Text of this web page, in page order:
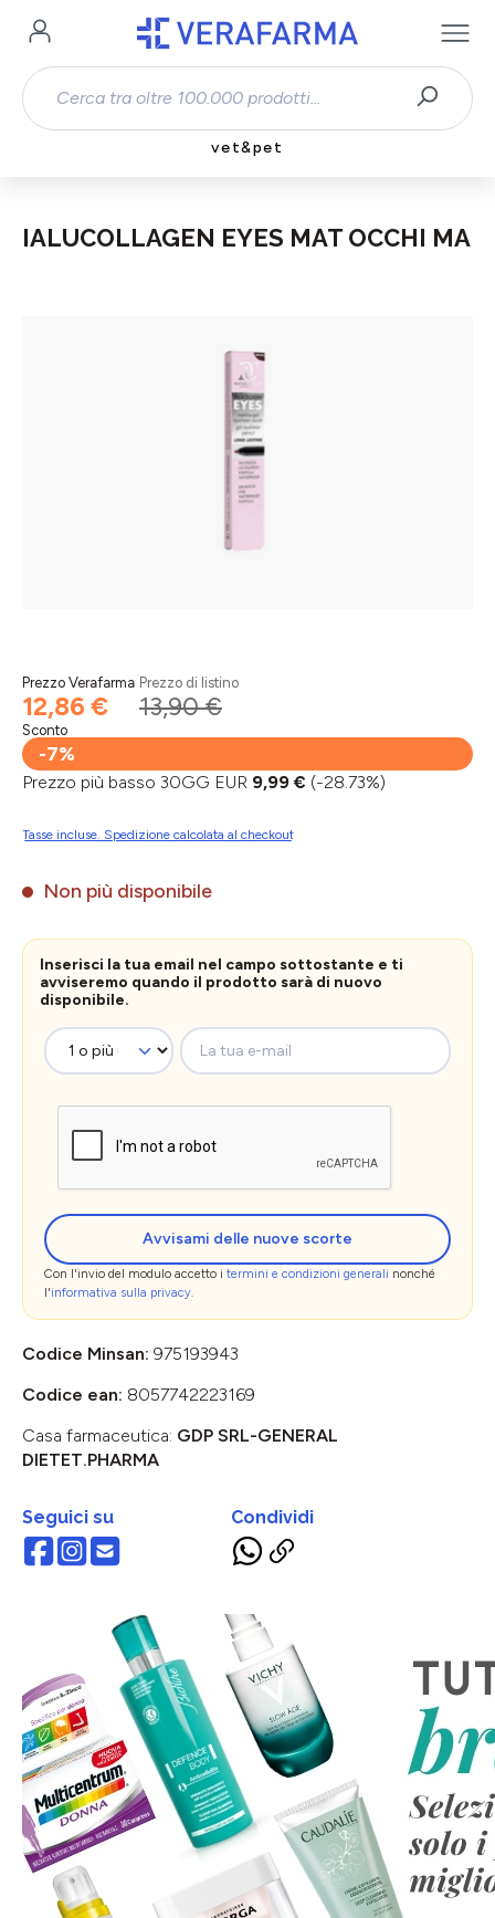
Passa al contenuto principale
vet&pet
IALUCOLLAGEN EYES MAT OCCHI MA
Prezzo Verafarma
12,86 €
Prezzo di listino
13,90 €
Sconto
-7%
Prezzo più basso 30GG EUR 9,99 € (-28.73%)
Tasse incluse. Spedizione calcolata al checkout
Non più disponibile
Inserisci la tua email nel campo sottostante e ti
avviseremo quando il prodotto sarà di nuovo
disponibile.
La tua e-mail
Avvisami delle nuove scorte
Con l'invio del modulo accetto i termini e condizioni generali nonché
l'informativa sulla privacy.
Codice Minsan: 975193943
Codice ean: 8057742223169
Casa farmaceutica: GDP SRL-GENERAL
DIETET.PHARMA
Seguici su Condividi